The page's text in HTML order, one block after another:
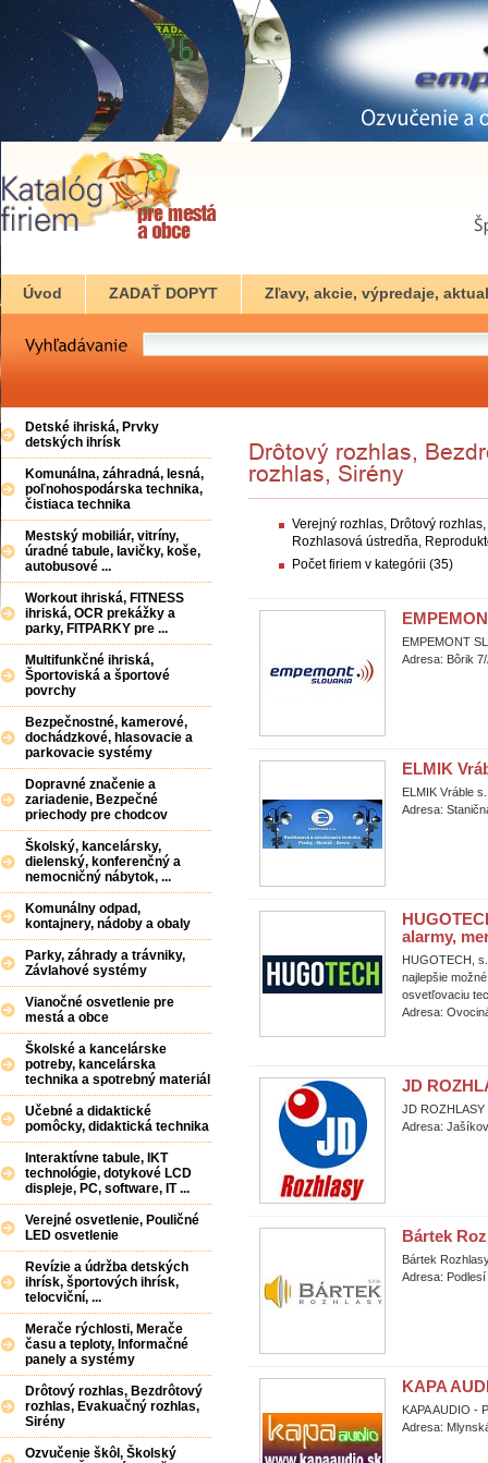
Úvod ZADAŤ DOPYT Zľavy, akcie, výpredaje,
Detské ihriská, Prvky
detských ihrísk
Komunálna, záhradná, lesná,
poľnohospodárska technika,
čistiaca technika
Mestský mobiliár, vitríny,
úradné tabule, lavičky, koše,
autobusové ...
Workout ihriská, FITNESS
ihriská, OCR prekážky a
parky, FITPARKY pre ...
Multifunkčné ihriská,
Športoviská a športové
povrchy
Bezpečnostné, kamerové,
dochádzkové, hlasovacie a
parkovacie systémy
Dopravné značenie a
zariadenie, Bezpečné
priechody pre chodcov
Školský, kancelársky,
dielenský, konferenčný a
nemocničný nábytok, ...
Komunálny odpad,
kontajnery, nádoby a obaly
Parky, záhrady a trávniky,
Závlahové systémy
Vianočné osvetlenie pre
mestá a obce
Školské a kancelárske
potreby, kancelárska
technika a spotrebný materiál
Učebné a didaktické
pomôcky, didaktická technika
Interaktívne tabule, IKT
technológie, dotykové LCD
displeje, PC, software, IT ...
Verejné osvetlenie, Pouličné
LED osvetlenie
Revízie a údržba detských
ihrísk, športových ihrísk,
telocviční, ...
Merače rýchlosti, Merače
času a teploty, Informačné
panely a systémy
Drôtový rozhlas, Bezdrôtový
rozhlas, Evakuačný rozhlas,
Sirény
Ozvučenie škôl, Školský
Verejný rozhlas, Drôtový
Rozhlasová ústredňa,
Počet firiem v kategórii (35)
EMPEMONT
Adresa: Bôrik
ELMIK
ELMIK Vráble
Adresa:
alarmy,
HUGOTECH,
najlepšie
osvetľovaciu
Adresa:
JD
JD ROZHLASY
Adresa:
Bártek
Bártek
Adresa:
KAPA
KAPA AUDIO -
Adresa: